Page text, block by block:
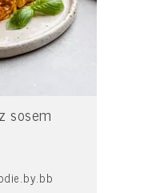
sosem